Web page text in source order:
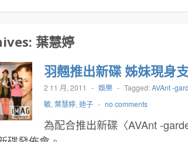
葉慧婷
羽翹推出新碟 姊妹現身
2 11 月, 2011 - 娛樂 - Tagged:AVAnt -
敏, 葉慧婷, 迪子 - no comments
為配合推出新碟〈AVAnt -